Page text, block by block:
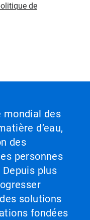
de
mondial des
d’eau,
des
personnes
plus
solutions
fondées